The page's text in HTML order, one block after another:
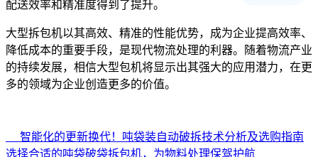
配送效率和精准度得到了提升。
大型拆包机以其高效、精准的性能优势，成为企业提高效率、
降低成本的重要手段，是现代物流处理的利器。随着物流产业
的持续发展，相信大型包机将显示出其强大的应用潜力，在更
多的领域为企业创造更多的价值。
智能化的更新换代！吨袋装自动破拆技术分析及选购指南
选择合适的吨袋破袋拆包机，为物料处理保驾护航